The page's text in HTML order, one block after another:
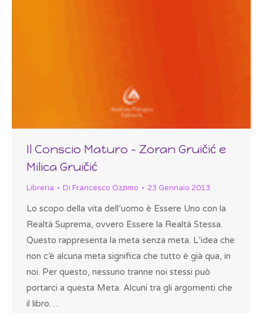
Il Conscio Maturo – Zoran Gruičić e
Milica Gruičić
Libreria Di Francesco Ozzimo 23 Gennaio 2013
Lo scopo della vita dell’uomo è Essere Uno con la
Realtà Suprema, ovvero Essere la Realtà Stessa.
Questo rappresenta la meta senza meta. L’idea che
non c’è alcuna meta significa che tutto è già qua, in
noi. Per questo, nessuno tranne noi stessi può
portarci a questa Meta. Alcuni tra gli argomenti che
il libro…